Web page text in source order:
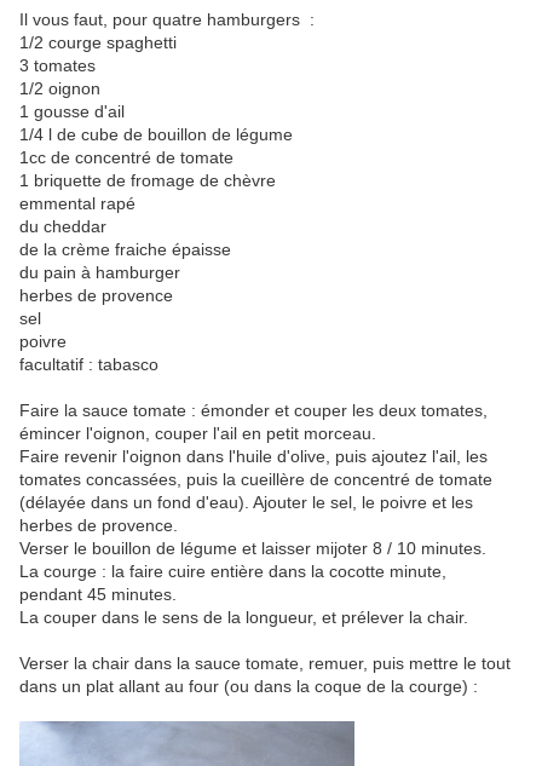
Il vous faut, pour quatre hamburgers :
1/2 courge spaghetti
3 tomates
1/2 oignon
1 gousse d'ail
1/4 l de cube de bouillon de légume
1cc de concentré de tomate
1 briquette de fromage de chèvre
emmental rapé
du cheddar
de la crème fraiche épaisse
du pain à hamburger
herbes de provence
sel
poivre
facultatif : tabasco
Faire la sauce tomate : émonder et couper les deux tomates,
émincer l'oignon, couper l'ail en petit morceau.
Faire revenir l'oignon dans l'huile d'olive, puis ajoutez l'ail, les
tomates concassées, puis la cueillère de concentré de tomate
(délayée dans un fond d'eau). Ajouter le sel, le poivre et les
herbes de provence.
Verser le bouillon de légume et laisser mijoter 8 / 10 minutes.
La courge : la faire cuire entière dans la cocotte minute,
pendant 45 minutes.
La couper dans le sens de la longueur, et prélever la chair.
Verser la chair dans la sauce tomate, remuer, puis mettre le tout
dans un plat allant au four (ou dans la coque de la courge) :